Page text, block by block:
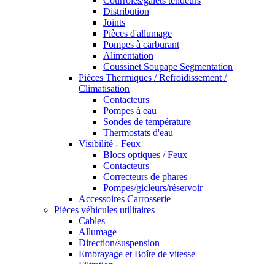
Distribution
Joints
Pièces d'allumage
Pompes à carburant
Alimentation
Coussinet Soupape Segmentation
Pièces Thermiques / Refroidissement /
Climatisation
Contacteurs
Pompes à eau
Sondes de température
Thermostats d'eau
Visibilité - Feux
Blocs optiques / Feux
Contacteurs
Correcteurs de phares
Pompes/gicleurs/réservoir
Accessoires Carrosserie
Pièces véhicules utilitaires
Cables
Allumage
Direction/suspension
Embrayage et Boîte de vitesse